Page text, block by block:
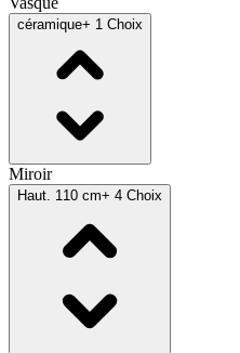
céramique+ 1 Choix
Miroir
Haut. 110 cm+ 4 Choix